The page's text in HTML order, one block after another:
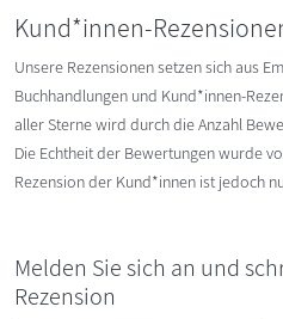
Kund*innen-
Unsere Rezensionen setzen sich aus
Buchhandlungen und Kund*innen-
aller Sterne wird durch die Anzahl
Die Echtheit der Bewertungen wurde
Rezension der Kund*innen ist jedoch
Melden Sie sich an und
Rezension